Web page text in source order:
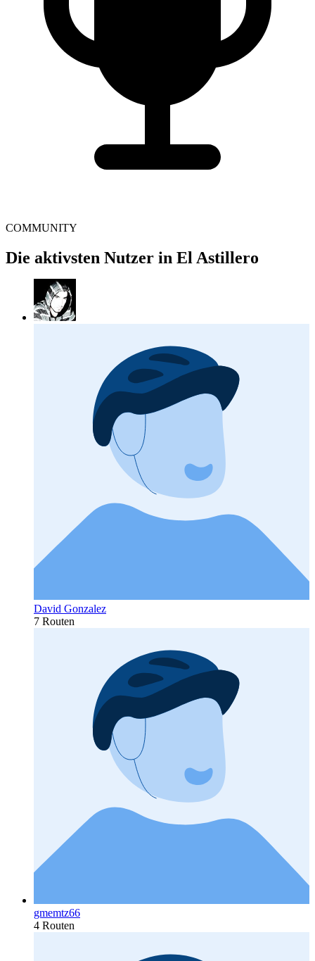
COMMUNITY
Die aktivsten Nutzer in El Astillero
David Gonzalez
7 Routen
gmemtz66
4 Routen